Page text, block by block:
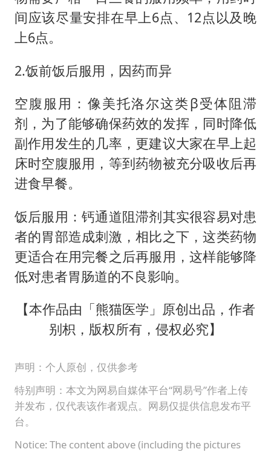
间应该尽量安排在早上6点、12点以及晚
上6点。
2.饭前饭后服用，因药而异
空腹服用：像美托洛尔这类β受体阻滞
剂，为了能够确保药效的发挥，同时降低
副作用发生的几率，更建议大家在早上起
床时空腹服用，等到药物被充分吸收后再
进食早餐。
饭后服用：钙通道阻滞剂其实很容易对患
者的胃部造成刺激，相比之下，这类药物
更适合在用完餐之后再服用，这样能够降
低对患者胃肠道的不良影响。
【本作品由「熊猫医学」原创出品，作者
别枳，版权所有，侵权必究】
声明：个人原创，仅供参考
特别声明：本文为网易自媒体平台“网易号”作者上传
并发布，仅代表该作者观点。网易仅提供信息发布平
台。
Notice: The content above (including the pictures